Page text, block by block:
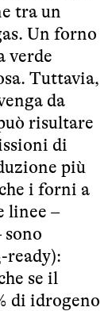
tra un
Un forno
verde
Tuttavia,
da
risultare
di
più
i forni a
linee –
ready):
se il
di idrogeno